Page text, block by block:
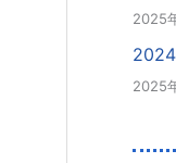
2025
2025